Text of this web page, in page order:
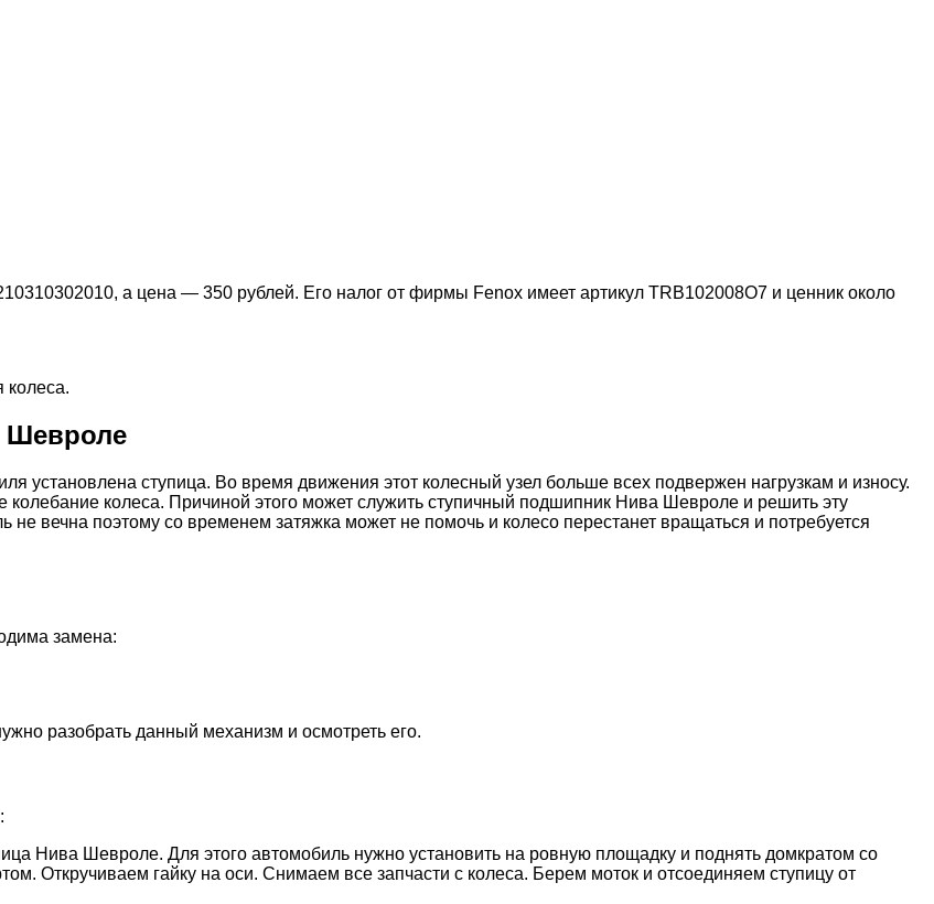
а цена — 350 рублей. Его налог от фирмы Fenox имеет артикул TRB102008O7 и ценник около
колеса.
Шевроле
установлена ступица. Во время движения этот колесный узел больше всех подвержен нагрузкам и износу.
колеса. Причиной этого может служить ступичный подшипник Нива Шевроле и решить эту
не вечна поэтому со временем затяжка может не помочь и колесо перестанет вращаться и потребуется
замена:
разобрать данный механизм и осмотреть его.
Нива Шевроле. Для этого автомобиль нужно установить на ровную площадку и поднять домкратом со
Откручиваем гайку на оси. Снимаем все запчасти с колеса. Берем моток и отсоединяем ступицу от